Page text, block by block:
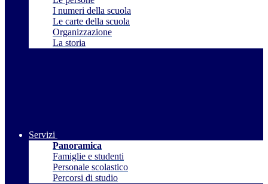
I numeri della scuola
Le carte della scuola
Organizzazione
La storia
Servizi
Panoramica
Famiglie e studenti
Personale scolastico
Percorsi di studio